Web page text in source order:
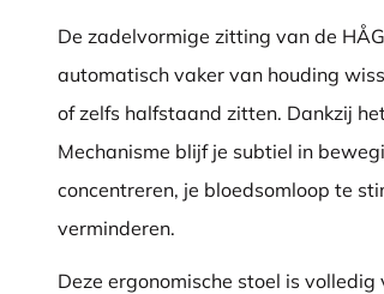
De zadelvormige zitting van de
automatisch vaker van houding
of zelfs halfstaand zitten. Dankzij
Mechanisme blijf je subtiel in
concentreren, je bloedsomloop te
verminderen.
Deze ergonomische stoel is